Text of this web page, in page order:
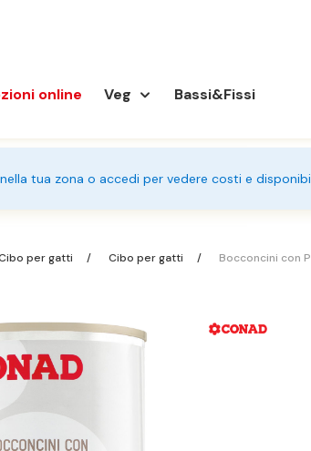
online Veg Bassi&Fissi
tua zona o accedi per vedere costi e
per gatti Cibo per gatti Bocconcini con